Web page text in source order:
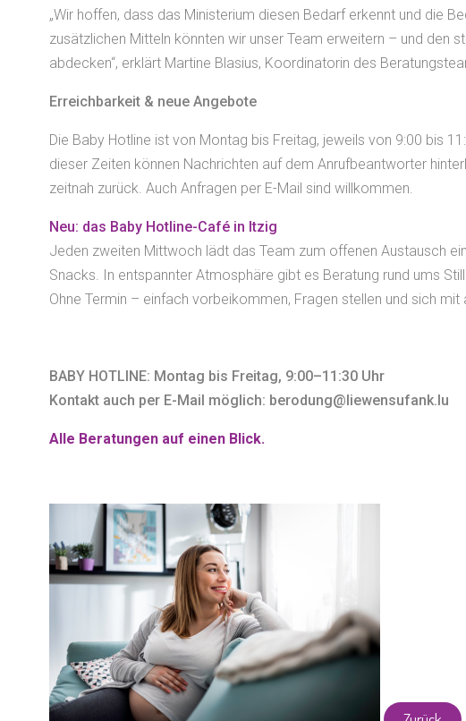
„Wir hoffen, dass das Ministerium diesen Bedarf erkennt und die
zusätzlichen Mitteln könnten wir unser Team erweitern – und den
abdecken“, erklärt Martine Blasius, Koordinatorin des
Erreichbarkeit & neue Angebote
Die Baby Hotline ist von Montag bis Freitag, jeweils von 9:00 bis
dieser Zeiten können Nachrichten auf dem Anrufbeantworter
zeitnah zurück. Auch Anfragen per E-Mail sind willkommen.
Neu: das Baby Hotline-Café in Itzig
Jeden zweiten Mittwoch lädt das Team zum offenen Austausch
Snacks. In entspannter Atmosphäre gibt es Beratung rund ums
Ohne Termin – einfach vorbeikommen, Fragen stellen und sich mit
BABY HOTLINE: Montag bis Freitag, 9:00–11:30 Uhr
Kontakt auch per E-Mail möglich: berodung@liewensufank.lu
Alle Beratungen auf einen Blick.